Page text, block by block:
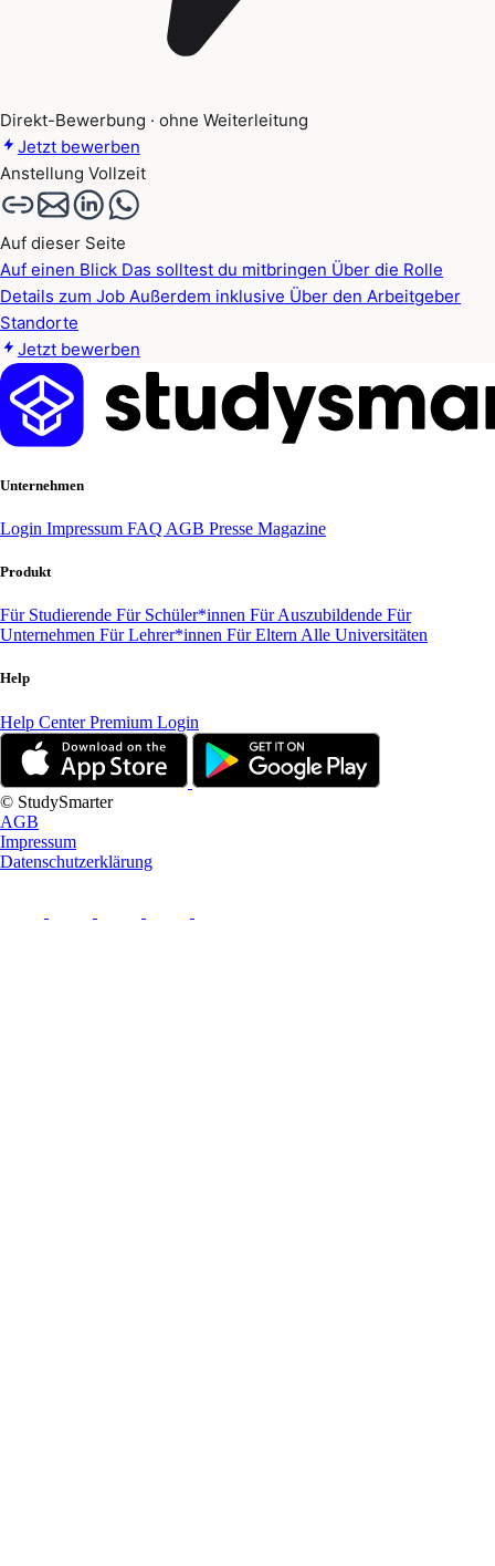
Direkt-Bewerbung · ohne Weiterleitung
Jetzt bewerben
Anstellung Vollzeit
Auf dieser Seite
Auf einen Blick Das solltest du mitbringen Über die Rolle
Details zum Job Außerdem inklusive Über den Arbeitgeber
Standorte
Jetzt bewerben
Unternehmen
Login Impressum FAQ AGB Presse Magazine
Produkt
Für Studierende Für Schüler*innen Für Auszubildende Für
Unternehmen Für Lehrer*innen Für Eltern Alle Universitäten
Help
Help CenterPremium Login
© StudySmarter
AGB
Impressum
Datenschutzerklärung